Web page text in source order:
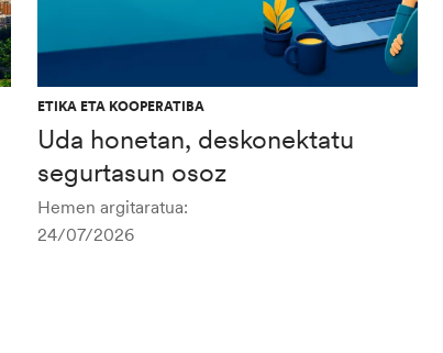
ETIKA ETA KOOPERATIBA
Uda honetan, deskonektatu
segurtasun osoz
Hemen argitaratua:
24/07/2026